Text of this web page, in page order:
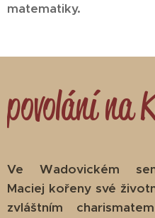
matematiky.
povolání na
Ve Wadovickém
Maciej kořeny své
zvláštním